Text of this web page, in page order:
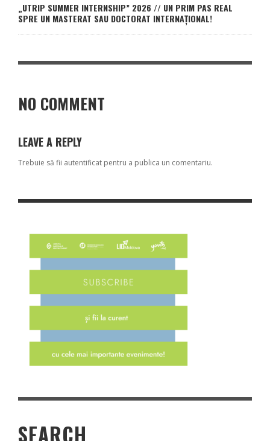
„UTRIP SUMMER INTERNSHIP” 2026 // UN PRIM PAS REAL
SPRE UN MASTERAT SAU DOCTORAT INTERNAȚIONAL!
NO COMMENT
LEAVE A REPLY
Trebuie să fii autentificat pentru a publica un comentariu.
SEARCH